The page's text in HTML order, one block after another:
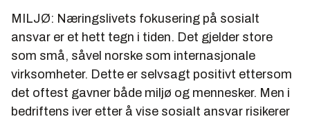
MILJØ: Næringslivets fokusering på sosialt
ansvar er et hett tegn i tiden. Det gjelder store
som små, såvel norske som internasjonale
virksomheter. Dette er selvsagt positivt ettersom
det oftest gavner både miljø og mennesker. Men i
bedriftens iver etter å vise sosialt ansvar risikerer